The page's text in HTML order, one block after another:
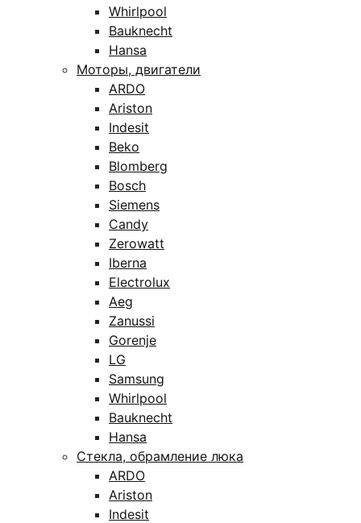
Whirlpool
Bauknecht
Hansa
Моторы, двигатели
ARDO
Ariston
Indesit
Beko
Blomberg
Bosch
Siemens
Candy
Zerowatt
Iberna
Electrolux
Aeg
Zanussi
Gorenje
LG
Samsung
Whirlpool
Bauknecht
Hansa
Стекла, обрамление люка
ARDO
Ariston
Indesit